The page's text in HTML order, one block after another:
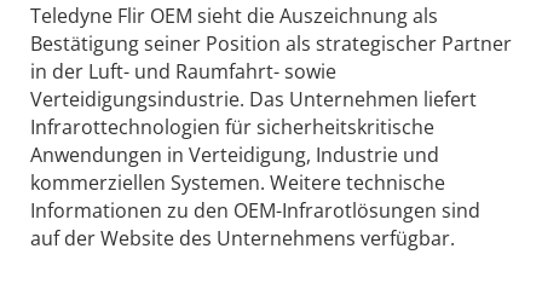
Teledyne Flir OEM sieht die Auszeichnung als
Bestätigung seiner Position als strategischer Partner
in der Luft- und Raumfahrt- sowie
Verteidigungsindustrie. Das Unternehmen liefert
Infrarottechnologien für sicherheitskritische
Anwendungen in Verteidigung, Industrie und
kommerziellen Systemen. Weitere technische
Informationen zu den OEM-Infrarotlösungen sind
auf der Website des Unternehmens verfügbar.